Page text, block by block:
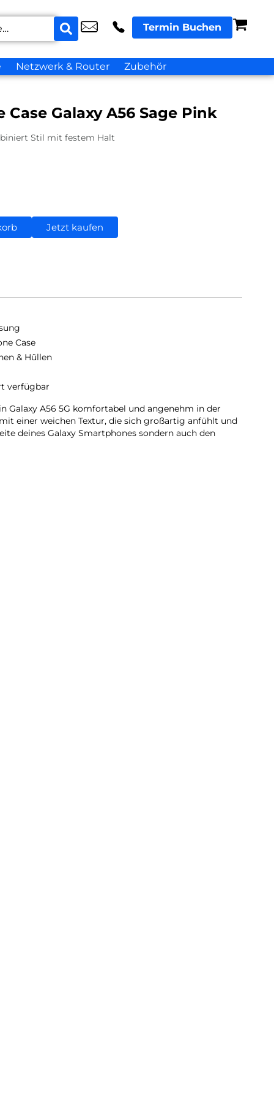
Termin Buchen
Netzwerk & Router Zubehör
Case Galaxy A56 Sage Pink
Stil mit festem Halt
Jetzt kaufen
Case
& Hüllen
verfügbar
Galaxy A56 5G komfortabel und angenehm in der
einer weichen Textur, die sich großartig anfühlt und
deines Galaxy Smartphones sondern auch den